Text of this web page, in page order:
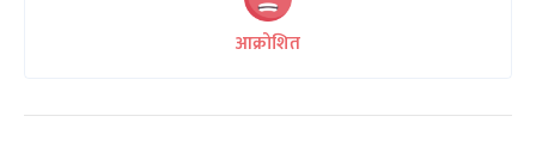
आक्रोशित